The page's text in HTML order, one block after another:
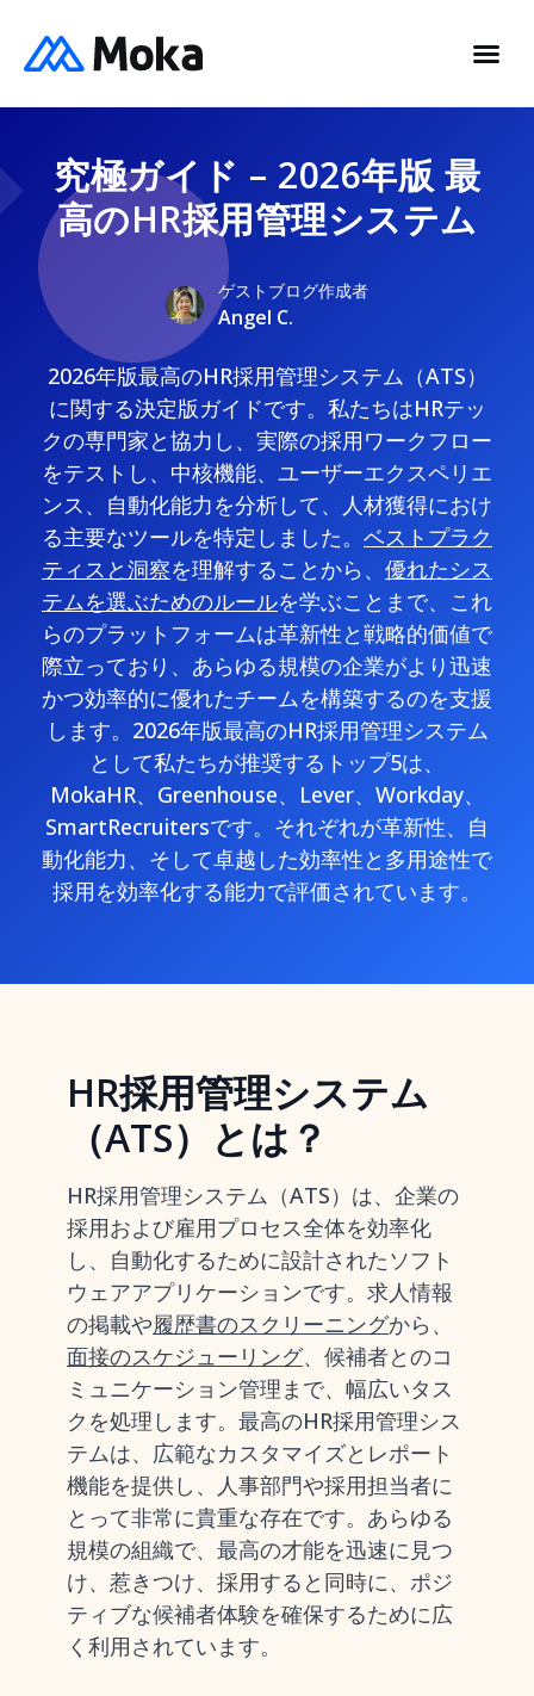
究極ガイド – 2026年版 最
高のHR採用管理システム
ゲストブログ作成者
Angel C.
2026年版最高のHR採用管理システム（ATS）
に関する決定版ガイドです。私たちはHRテッ
クの専門家と協力し、実際の採用ワークフロー
をテストし、中核機能、ユーザーエクスペリエ
ンス、自動化能力を分析して、人材獲得におけ
る主要なツールを特定しました。 ベストプラク
ティスと洞察を理解することから、 優れたシス
テムを選ぶためのルールを学ぶことまで、これ
らのプラットフォームは革新性と戦略的価値で
際立っており、あらゆる規模の企業がより迅速
かつ効率的に優れたチームを構築するのを支援
します。2026年版最高のHR採用管理システム
として私たちが推奨するトップ5は、
MokaHR、Greenhouse、Lever、Workday、
SmartRecruitersです。それぞれが革新性、自
動化能力、そして卓越した効率性と多用途性で
採用を効率化する能力で評価されています。
HR採用管理システム
（ATS）とは？
HR採用管理システム（ATS）は、企業の
採用および雇用プロセス全体を効率化
し、自動化するために設計されたソフト
ウェアアプリケーションです。求人情報
の掲載や履歴書のスクリーニングから、
面接のスケジューリング、候補者とのコ
ミュニケーション管理まで、幅広いタス
クを処理します。最高のHR採用管理シス
テムは、広範なカスタマイズとレポート
機能を提供し、人事部門や採用担当者に
とって非常に貴重な存在です。あらゆる
規模の組織で、最高の才能を迅速に見つ
け、惹きつけ、採用すると同時に、ポジ
ティブな候補者体験を確保するために広
く利用されています。